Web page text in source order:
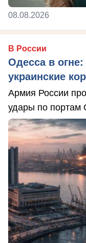
08.08.2026
В России
Одесса в
украинские
Армия России
удары по портам